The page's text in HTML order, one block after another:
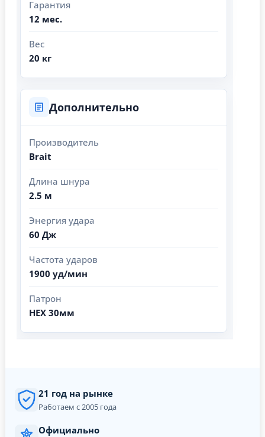
Гарантия
12 мес.
Вес
20 кг
Дополнительно
Производитель
Brait
Длина шнура
2.5 м
Энергия удара
60 Дж
Частота ударов
1900 уд/мин
Патрон
HEX 30мм
21 год на рынке
Работаем с 2005 года
Официально